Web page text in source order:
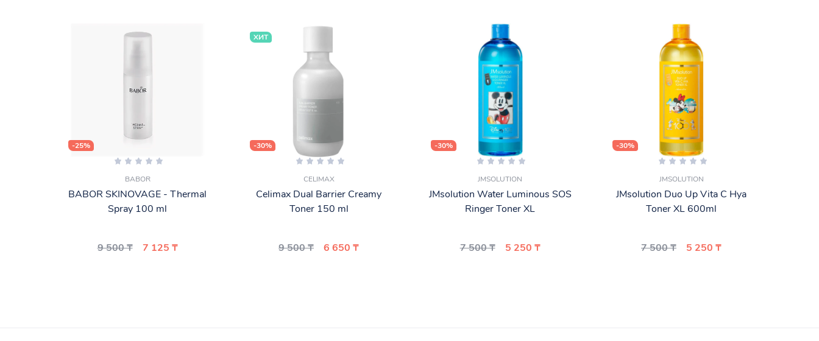
-25%
BABOR
BABOR SKINOVAGE - Thermal
Spray 100 ml
9 500 ₸ 7 125 ₸
ХИТ
-30%
CELIMAX
Celimax Dual Barrier Creamy
Toner 150 ml
9 500 ₸ 6 650 ₸
-30%
JMSOLUTION
JMsolution Water Luminous SOS
Ringer Toner XL
7 500 ₸ 5 250 ₸
-30%
JMSOLUTION
JMsolution Duo Up Vita C Hya
Toner XL 600ml
7 500 ₸ 5 250 ₸